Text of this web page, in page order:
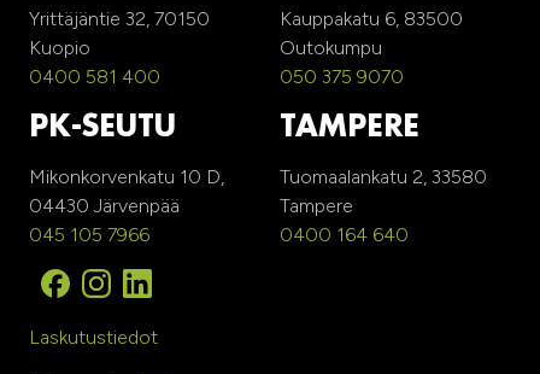
Yrittäjäntie 32, 70150
Kuopio
0400 581 400
Kauppakatu 6, 83500
Outokumpu
050 375 9070
PK-SEUTU
Mikonkorvenkatu 10 D,
04430 Järvenpää
045 105 7966
TAMPERE
Tuomaalankatu 2, 33580
Tampere
0400 164 640
Laskutustiedot